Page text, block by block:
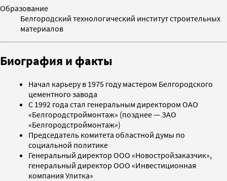
Образование
Белгородский технологический институт строительных
материалов
Биография и факты
Начал карьеру в 1975 году мастером Белгородского
цементного завода
С 1992 года стал генеральным директором ОАО
«Белгородстроймонтаж» (позднее — ЗАО
«Белгородстроймонтаж»)
Председатель комитета областной думы по
социальной политике
Генеральный директор ООО «Новостройзаказчик»,
генеральный директор ООО «Инвестиционная
компания Улитка»